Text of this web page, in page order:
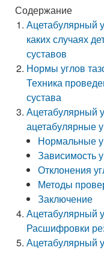
Содержание
Ацетабулярный
каких случаях
суставов
Нормы углов
Техника
сустава
Ацетабулярный
ацетабулярные
Нормальные
Зависимость
Отклонения
Методы
Заключение
Ацетабулярный
Расшифровки
Ацетабулярный